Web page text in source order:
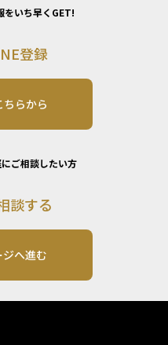
をいち早くGET!
登録
ちらから
ご相談したい方
談する
へ進む